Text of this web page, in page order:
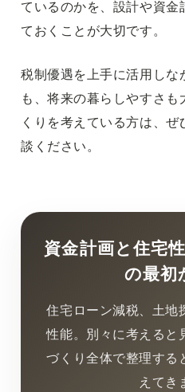
ているのかを、設計や資金
ておくことが大切です。
税制優遇を上手に活用し
も、将来の暮らしやすさ
くりを考えている方は、
談ください。
資金計画と住宅
の最初
住宅ローン減税、土地
性能。別々に考えると
づくり全体で整理する
えてき